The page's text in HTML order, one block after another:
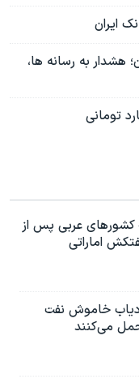
ایران
به رسانه ها،
تومانی
عربی پس از
اماراتی
ردیاب خاموش نفت
می‌کنند